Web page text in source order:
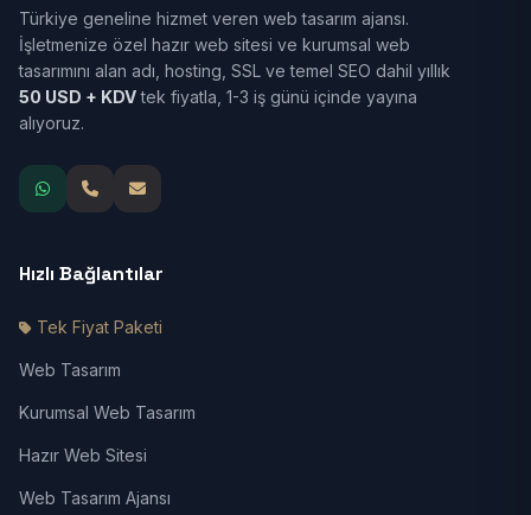
Türkiye geneline hizmet veren web tasarım ajansı.
İşletmenize özel hazır web sitesi ve kurumsal web
tasarımını alan adı, hosting, SSL ve temel SEO dahil yıllık
50 USD + KDVtek fiyatla, 1-3 iş günü içinde yayına
alıyoruz.
Hızlı Bağlantılar
Tek Fiyat Paketi
Web Tasarım
Kurumsal Web Tasarım
Hazır Web Sitesi
Web Tasarım Ajansı